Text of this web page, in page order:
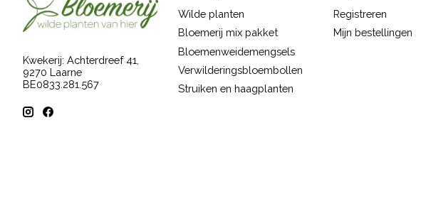
Kwekerij: Achterdreef 41,
9270 Laarne
BE0833.281.567
Wilde planten
Bloemerij mix pakket
Bloemenweidemengsels
Verwilderingsbloembollen
Struiken en haagplanten
Registreren
Mijn bestellingen